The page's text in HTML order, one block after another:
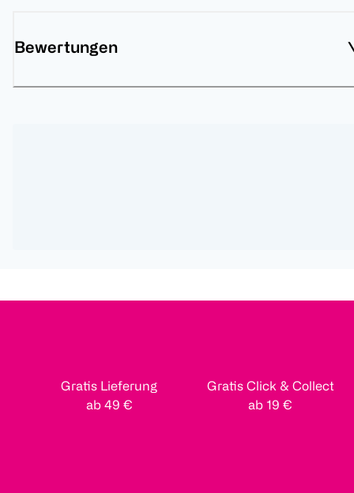
Bewertungen
Gratis Lieferung
ab 49 €
Gratis Click & Collect
ab 19 €